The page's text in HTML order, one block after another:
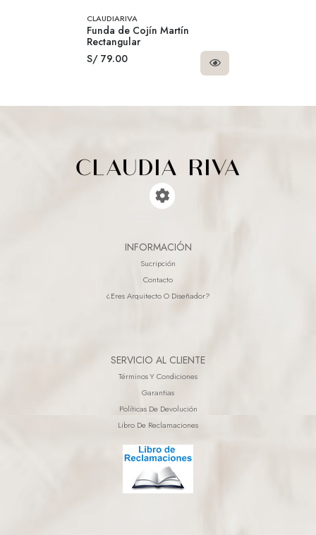
CLAUDIARIVA
Funda de Cojín Martín
Rectangular
S/ 79.00
INFORMACIÓN
Sucripción
Contacto
¿eres Arquitecto O Diseñador?
SERVICIO AL CLIENTE
Términos Y Condiciones
Garantias
Políticas De Devolución
Libro De Reclamaciones